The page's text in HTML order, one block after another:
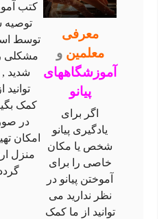
معرفی
معلمین و
آموزشگاههای
پیانو
اگر برای
یادگیری پیانو
شخص یا مکان
خاصی را برای
آموختن پیانو در
نظر ندارید می
توانید از ما کمک
کتب
توصیه
توسط
مشکلی
شدید
توانید
کمک
در
امکان
منزل